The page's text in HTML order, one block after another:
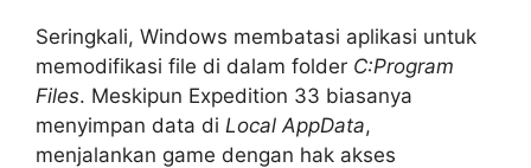
Seringkali, Windows membatasi aplikasi untuk
memodifikasi file di dalam folder C:Program
Files. Meskipun Expedition 33 biasanya
menyimpan data di Local AppData,
menjalankan game dengan hak akses